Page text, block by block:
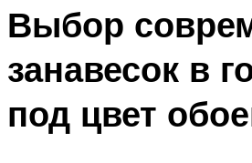
Выбор
занавесок в
под цвет